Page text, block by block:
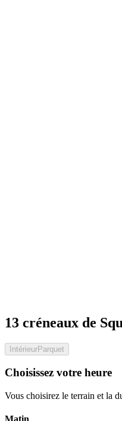
13 créneaux de
IntérieurParquet
Choisissez votre heure
Vous choisirez le terrain et la